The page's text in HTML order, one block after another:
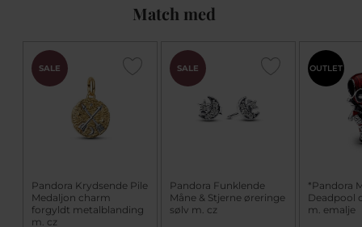
Match med
SALE
Pandora Krydsende Pile
Medaljon charm
forgyldt metalblanding
m. cz
SALE
Pandora Funklende
Måne & Stjerne øreringe
sølv m. cz
OUTLET
*Pandora
Deadpool
m. emalje